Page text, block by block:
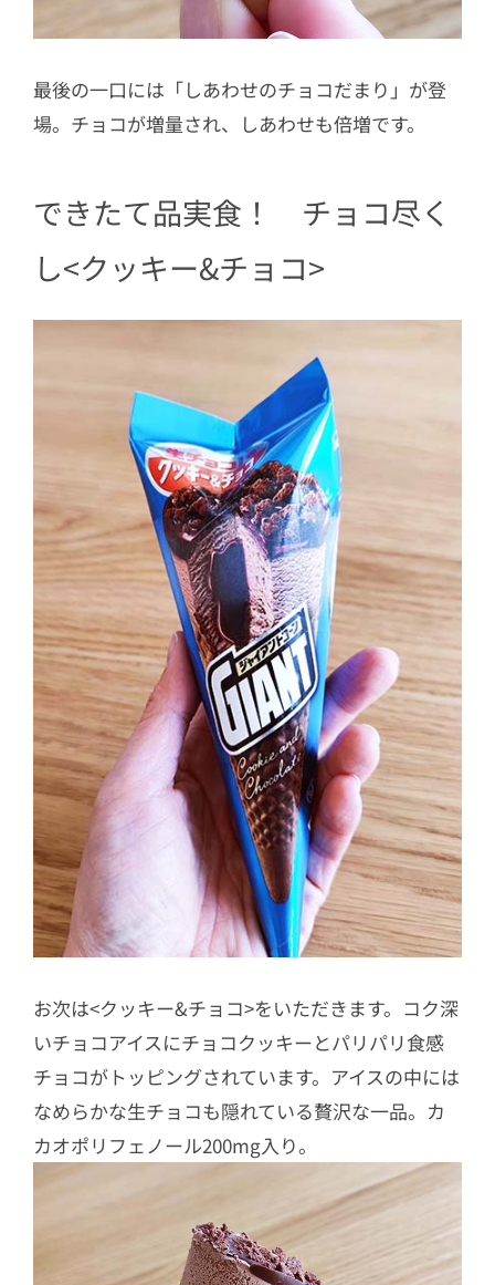
最後の一口には「しあわせのチョコだまり」が登
場。チョコが増量され、しあわせも倍増です。
できたて品実食！ チョコ尽く
し<クッキー&チョコ>
お次は<クッキー&チョコ>をいただきます。コク深
いチョコアイスにチョコクッキーとパリパリ食感
チョコがトッピングされています。アイスの中には
なめらかな生チョコも隠れている贅沢な一品。カ
カオポリフェノール200mg入り。